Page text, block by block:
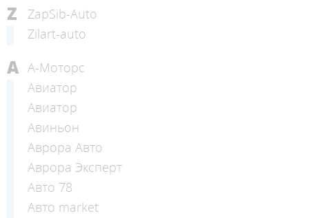
Z
ZapSib-Auto
Zilart-auto
А А-Моторс
Авиатор
Авиатор
Авиньон
Аврора Авто
Аврора Эксперт
Авто 78
Авто market